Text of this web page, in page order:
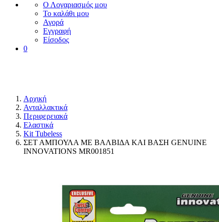
Ο Λογαριασμός μου
Το καλάθι μου
Αγορά
Εγγραφή
Είσοδος
0
Αρχική
Ανταλλακτικά
Περιφερειακά
Ελαστικά
Kit Tubeless
ΣΕΤ ΑΜΠΟΥΛΑ ΜΕ ΒΑΛΒΙΔΑ ΚΑΙ ΒΑΣΗ GENUINE
INNOVATIONS MR001851